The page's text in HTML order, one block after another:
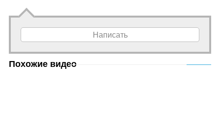
Написать
Похожие видео